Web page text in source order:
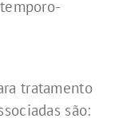
tratamento
são: